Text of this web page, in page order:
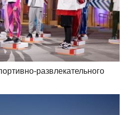
развлекательного